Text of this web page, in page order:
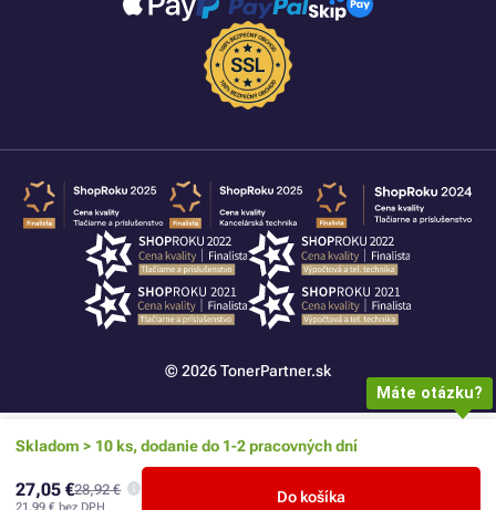
Skladom > 10 ks, dodanie do 1-2 pracovných dní
27,05 €28,92 € Do košíka
© 2026 TonerPartner.sk
Máte otázku?